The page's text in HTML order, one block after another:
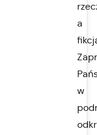
a
w